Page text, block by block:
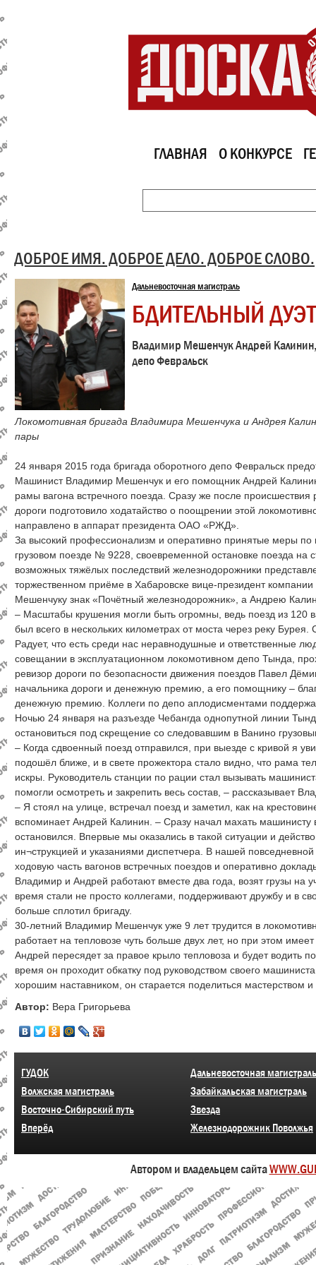
ГЛАВНАЯ О КОНКУРСЕ
ДОБРОЕ ИМЯ. ДОБРОЕ ДЕЛО. ДОБРОЕ СЛОВО.
Дальневосточная магистраль
БДИТЕЛЬНЫЙ ДУЭТ
Владимир Мешенчук Андрей
депо Февральск
Локомотивная бригада Владимира Мешенчука и Андрея
пары
24 января 2015 года бригада оборотного депо Февральск
Машинист Владимир Мешенчук и его помощник Андрей
рамы вагона встречного поезда. Сразу же после происшествия
дороги подготовило ходатайство о поощрении этой
направлено в аппарат президента ОАО «РЖД».
За высокий профессионализм и оперативно принятые меры по
грузовом поезде № 9228, своевременной остановке поезда на
возможных тяжёлых последствий железнодорожники
торжественном приёме в Хабаровске вице-президент
Мешенчуку знак «Почётный железнодорожник», а Андрею
– Масштабы крушения могли быть огромны, ведь поезд из 120
был всего в нескольких километрах от моста через реку
Радует, что есть среди нас неравнодушные и ответственные
совещании в эксплуатационном локомотивном депо Тында,
ревизор дороги по безопасности движения поездов Павел
начальника дороги и денежную премию, а его помощнику –
денежную премию. Коллеги по депо аплодисментами
Ночью 24 января на разъезде Чебангда однопутной линии
остановиться под скрещение со следовавшим в Ванино
– Когда сдвоенный поезд отправился, при выезде с кривой я
подошёл ближе, и в свете прожектора стало видно, что рама
искры. Руководитель станции по рации стал вызывать
помогли осмотреть и закрепить весь состав, – рассказывает
– Я стоял на улице, встречал поезд и заметил, как на
вспоминает Андрей Калинин. – Сразу начал махать машинисту
остановился. Впервые мы оказались в такой ситуации и
ин¬струкцией и указаниями диспетчера. В нашей
ходовую часть вагонов встречных поездов и оперативно
Владимир и Андрей работают вместе два года, возят грузы на
время стали не просто коллегами, поддерживают дружбу и в
больше сплотил бригаду.
30-летний Владимир Мешенчук уже 9 лет трудится в
работает на тепловозе чуть больше двух лет, но при этом
Андрей пересядет за правое крыло тепловоза и будет водить
время он проходит обкатку под руководством своего
хорошим наставником, он старается поделиться мастерством
Автор: Вера Григорьева
ГУДОК
Волжская магистраль
Восточно-Сибирский путь
Вперёд
Дальневосточная магистраль
Забайкальская магистраль
Звезда
Железнодорожник Поволжья
Автором и владельцем сайта